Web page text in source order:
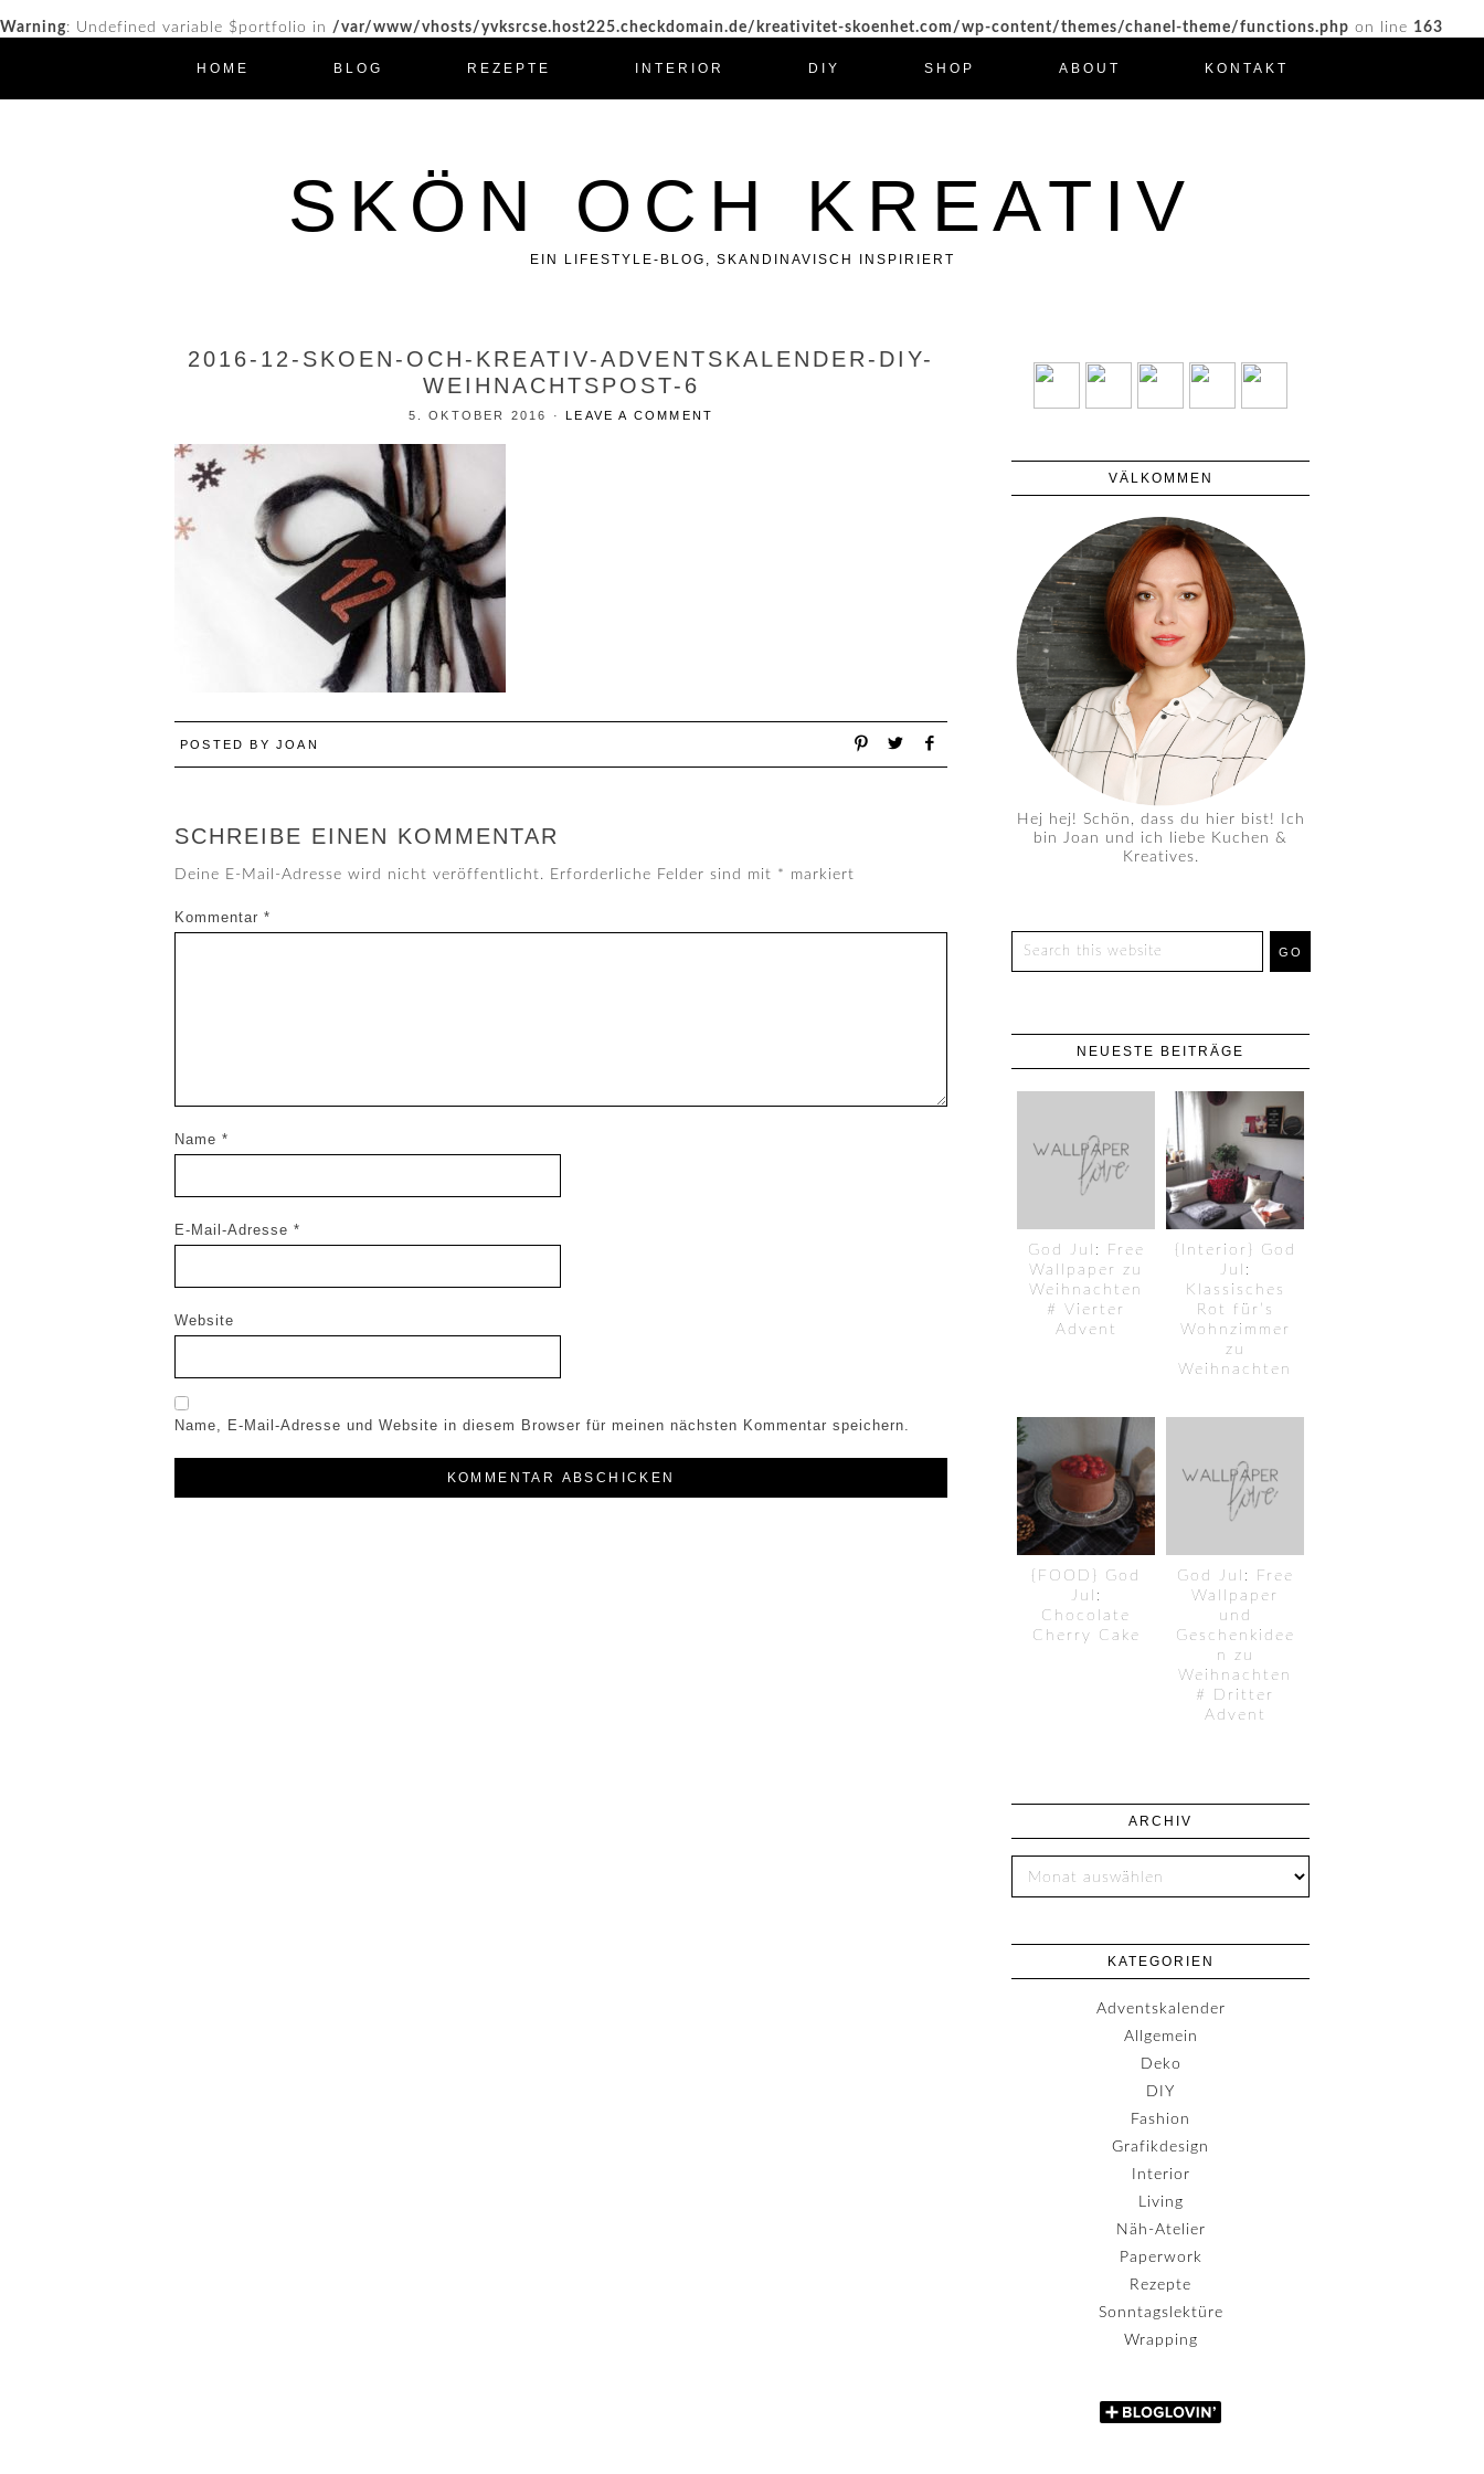
Warning: Undefined variable $portfolio in /var/www/vhosts/yvksrcse.host225.checkdomain.de/kreativitet-skoenhet.com/wp-content/themes/chanel-theme/functions.php on line 163
HOME BLOG REZEPTE INTERIOR DIY SHOP ABOUT KONTAKT
SKÖN OCH KREATIV
EIN LIFESTYLE-BLOG, SKANDINAVISCH INSPIRIERT
2016-12-SKOEN-OCH-KREATIV-ADVENTSKALENDER-DIY-
WEIHNACHTSPOST-6
5. OKTOBER 2016 ·LEAVE A COMMENT
POSTED BY JOAN
SCHREIBE EINEN KOMMENTAR
Deine E-Mail-Adresse wird nicht veröffentlicht. Erforderliche Felder sind mit * markiert
Kommentar *
Name *
E-Mail-Adresse *
Website
Name, E-Mail-Adresse und Website in diesem Browser für meinen nächsten Kommentar speichern.
VÄLKOMMEN
Hej hej! Schön, dass du hier bist! Ich
bin Joan und ich liebe Kuchen &
Kreatives.
NEUESTE BEITRÄGE
God Jul: Free
Wallpaper zu
Weihnachten
# Vierter
Advent
{Interior} God
Jul:
Klassisches
Rot für’s
Wohnzimmer
zu
Weihnachten
{FOOD} God
Jul:
Chocolate
Cherry Cake
God Jul: Free
Wallpaper
und
Geschenkidee
n zu
Weihnachten
# Dritter
Advent
ARCHIV
KATEGORIEN
Adventskalender
Allgemein
Deko
DIY
Fashion
Grafikdesign
Interior
Living
Näh-Atelier
Paperwork
Rezepte
Sonntagslektüre
Wrapping